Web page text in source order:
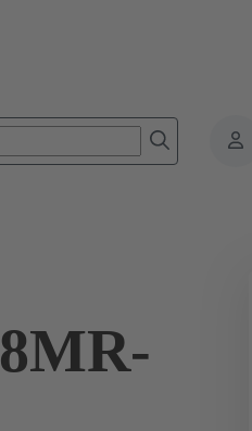
Connecteurs carte à